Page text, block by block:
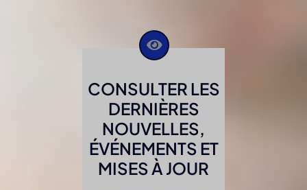
CONSULTER LES
DERNIÈRES
NOUVELLES,
ÉVÉNEMENTS ET
MISES À JOUR